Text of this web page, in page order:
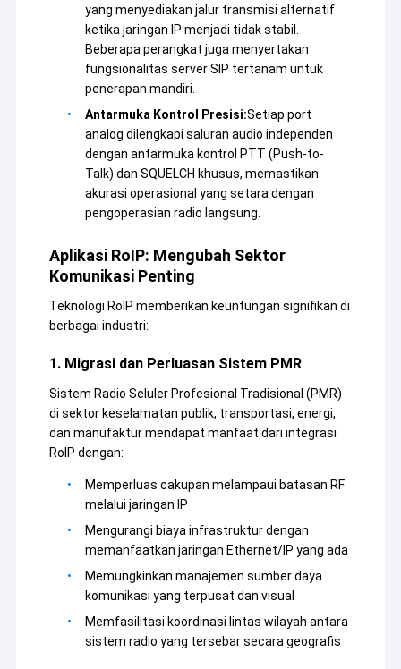
Produk
Tentang Kami
yang menyediakan jalur transmisi alternatif
ketika jaringan IP menjadi tidak stabil.
Beberapa perangkat juga menyertakan
fungsionalitas server SIP tertanam untuk
penerapan mandiri.
Antarmuka Kontrol Presisi:Setiap port
analog dilengkapi saluran audio independen
dengan antarmuka kontrol PTT (Push-to-
Talk) dan SQUELCH khusus, memastikan
akurasi operasional yang setara dengan
pengoperasian radio langsung.
Aplikasi RoIP: Mengubah Sektor
Komunikasi Penting
Teknologi RoIP memberikan keuntungan signifikan di
berbagai industri:
1. Migrasi dan Perluasan Sistem PMR
Sistem Radio Seluler Profesional Tradisional (PMR)
di sektor keselamatan publik, transportasi, energi,
dan manufaktur mendapat manfaat dari integrasi
RoIP dengan:
Memperluas cakupan melampaui batasan RF
melalui jaringan IP
Mengurangi biaya infrastruktur dengan
memanfaatkan jaringan Ethernet/IP yang ada
Memungkinkan manajemen sumber daya
komunikasi yang terpusat dan visual
Memfasilitasi koordinasi lintas wilayah antara
sistem radio yang tersebar secara geografis
Shenzhen Sinosun Technology Co., Ltd. telah terlibat
dalam layanan transmisi data nirkabel sejak tahun
1996, seperti pengembangan produk, aplikasi dan
rekayasa jaringan.